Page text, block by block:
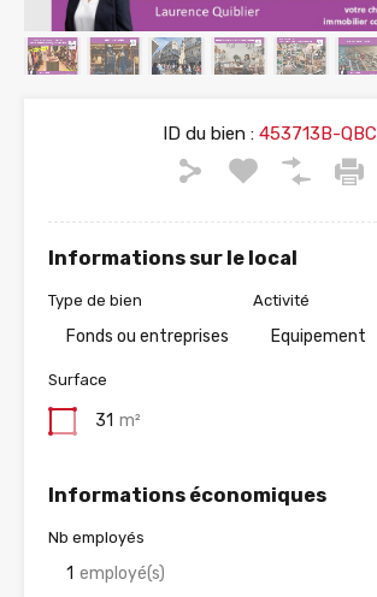
ID du bien : 453713B-QBC
Informations sur le local
Type de bien
Fonds ou entreprises
Activité
Equipement
Surface
31 m²
Informations économiques
Nb employés
1 employé(s)